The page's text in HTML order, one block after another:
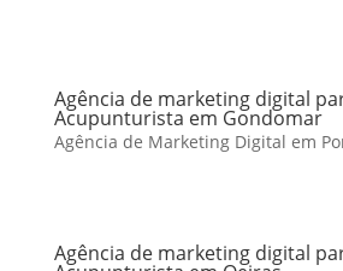
Agência de marketing digital
Acupunturista em Gondomar
Agência de Marketing Digital em
Agência de marketing digital